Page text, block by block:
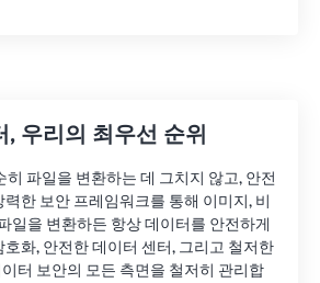
우리의 최우선 순위
히 파일을 변환하는 데 그치지 않고, 안전
한 보안 프레임워크를 통해 이미지, 비
일을 변환하든 항상 데이터를 안전하게
화, 안전한 데이터 센터, 그리고 철저한
터 보안의 모든 측면을 철저히 관리합